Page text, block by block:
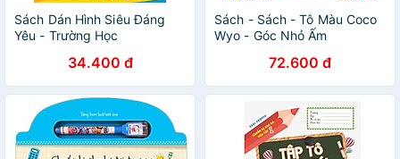
Sách Dán Hình Siêu Đáng
Yêu - Trường Học
34.400 đ
Sách - Sách - Tô Màu Coco
Wyo - Góc Nhỏ Ấm
Lành/Những Niềm Vui Nhỏ
Bé (Trọn Bộ)
72.600 đ